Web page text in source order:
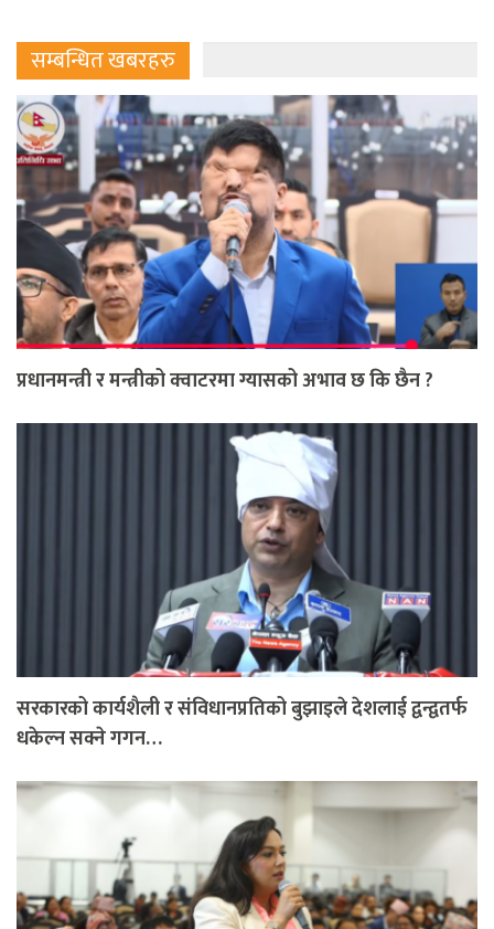
सम्बन्धित खबरहरु
प्रधानमन्त्री र मन्त्रीको क्वाटरमा ग्यासको अभाव छ कि छैन ?
सरकारको कार्यशैली र संविधानप्रतिको बुझाइले देशलाई द्वन्द्वतर्फ
धकेल्न सक्ने गगन…